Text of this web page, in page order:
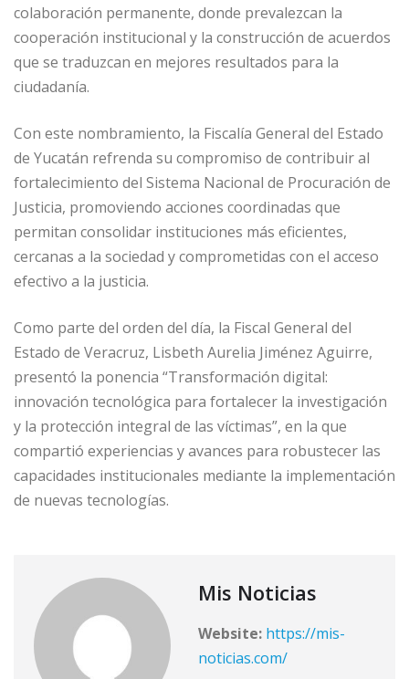
colaboración permanente, donde prevalezcan la
cooperación institucional y la construcción de acuerdos
que se traduzcan en mejores resultados para la
ciudadanía.
Con este nombramiento, la Fiscalía General del Estado
de Yucatán refrenda su compromiso de contribuir al
fortalecimiento del Sistema Nacional de Procuración de
Justicia, promoviendo acciones coordinadas que
permitan consolidar instituciones más eficientes,
cercanas a la sociedad y comprometidas con el acceso
efectivo a la justicia.
Como parte del orden del día, la Fiscal General del
Estado de Veracruz, Lisbeth Aurelia Jiménez Aguirre,
presentó la ponencia “Transformación digital:
innovación tecnológica para fortalecer la investigación
y la protección integral de las víctimas”, en la que
compartió experiencias y avances para robustecer las
capacidades institucionales mediante la implementación
de nuevas tecnologías.
Mis Noticias
Website: https://mis-
noticias.com/